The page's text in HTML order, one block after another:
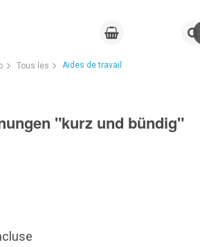
Tous les Aides de travail
"kurz und bündig"